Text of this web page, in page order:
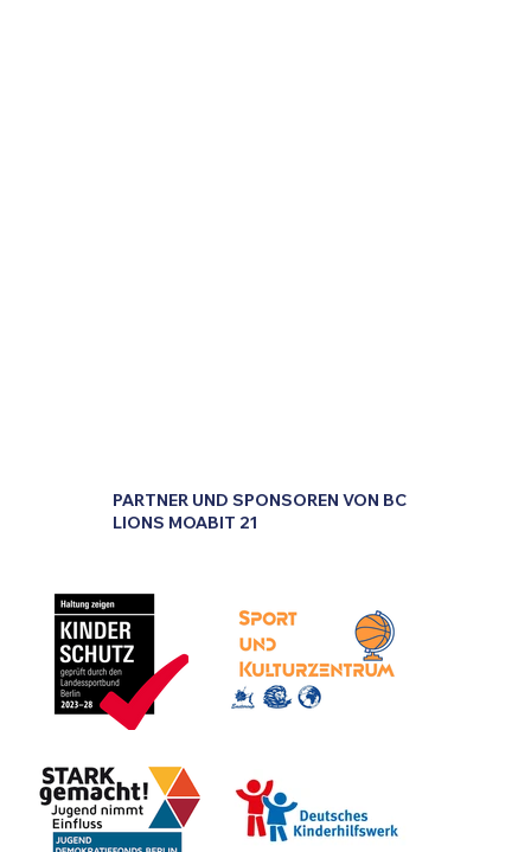
PARTNER UND SPONSOREN VON BC
LIONS MOABIT 21